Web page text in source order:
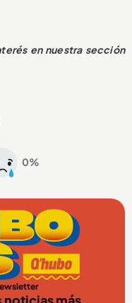
en nuestra sección
0%
noticias más